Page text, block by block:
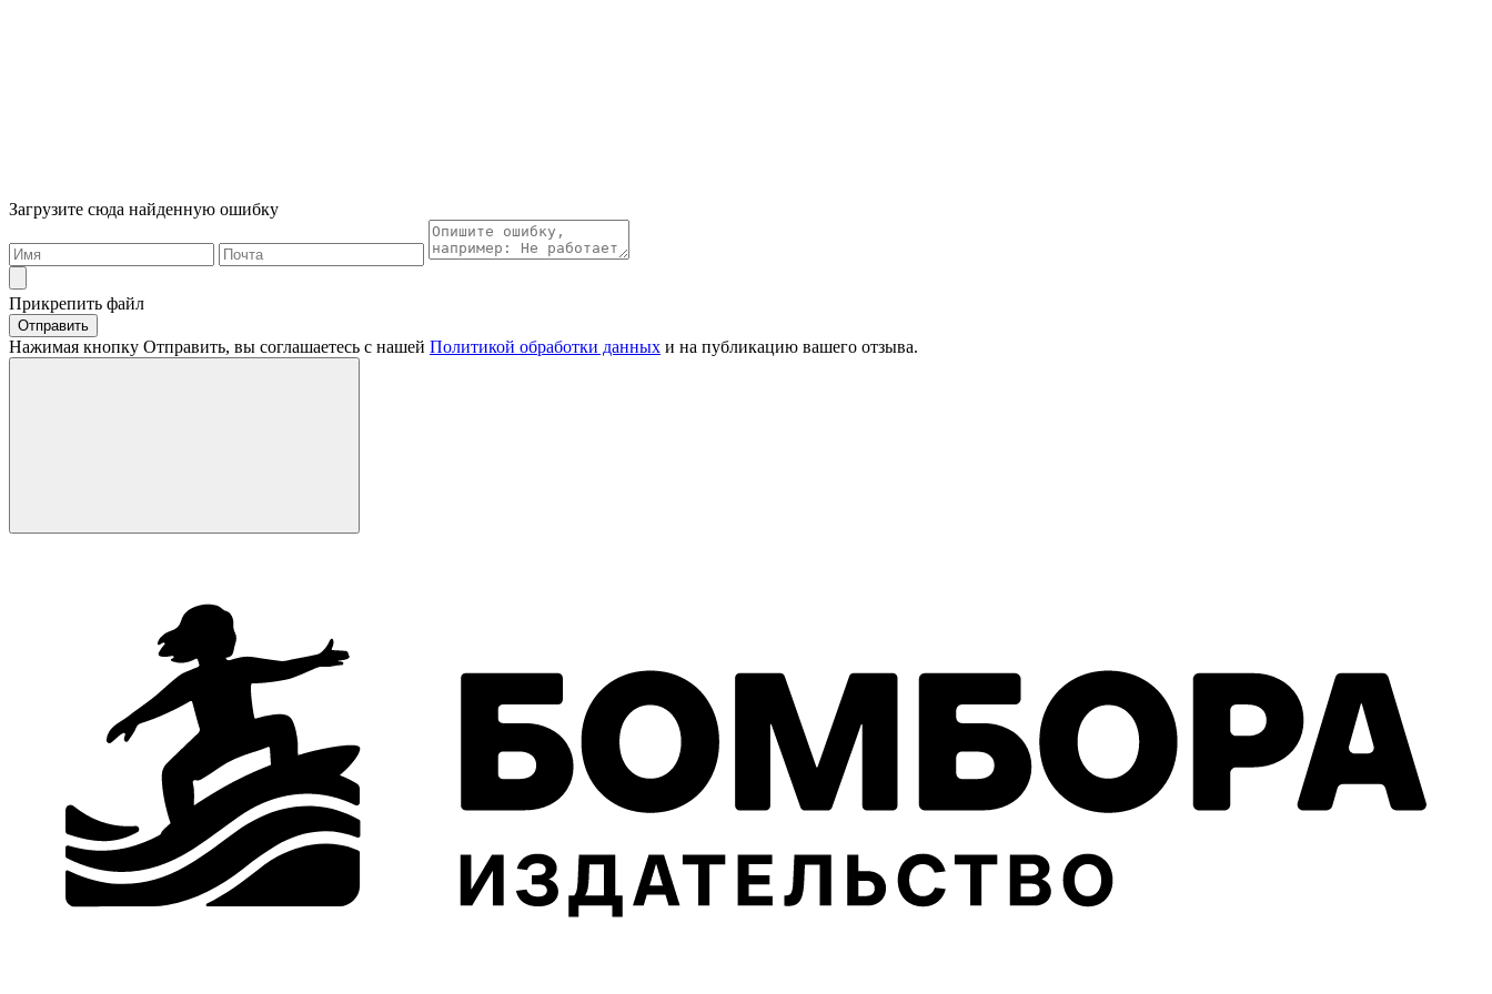
Загрузите сюда найденную ошибку
Прикрепить файл
Отправить
Нажимая кнопку Отправить, вы соглашаетесь с нашей Политикой обработки данных и на публикацию вашего отзыва.